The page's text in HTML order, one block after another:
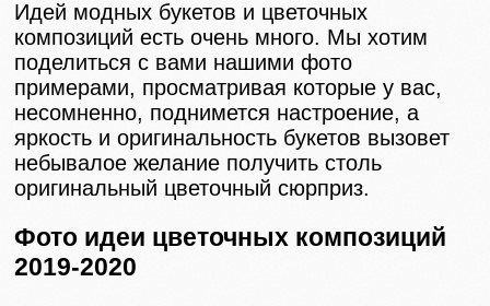
Идей модных букетов и цветочных
композиций есть очень много. Мы хотим
поделиться с вами нашими фото
примерами, просматривая которые у вас,
несомненно, поднимется настроение, а
яркость и оригинальность букетов вызовет
небывалое желание получить столь
оригинальный цветочный сюрприз.
Фото идеи цветочных композиций
2019-2020